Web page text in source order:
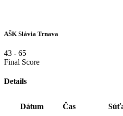
AŠK Slávia Trnava
43 - 65
Final Score
Details
Dátum Čas